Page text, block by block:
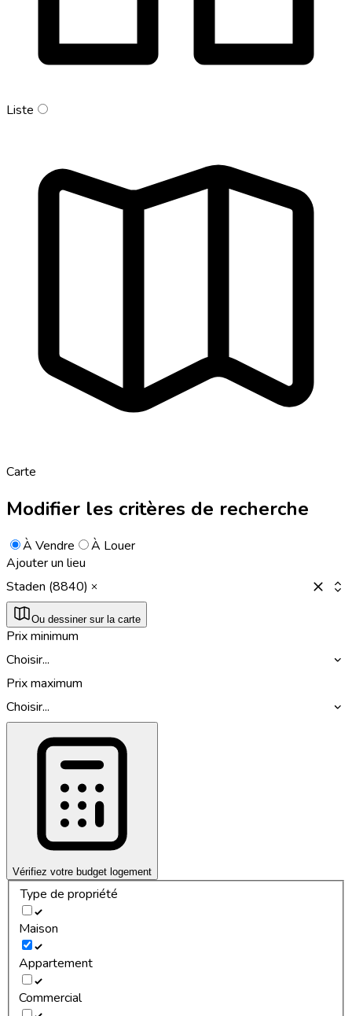
Liste
Carte
Modifier les critères de recherche
À Vendre
À Louer
Ajouter un lieu
Staden (8840)
Ou dessiner sur la carte
Prix minimum
Choisir...
Prix maximum
Choisir...
Vérifiez votre budget logement
Type de propriété
Maison
Appartement
Commercial